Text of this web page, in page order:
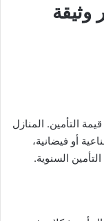
وثيقة
التأمين. المنازل
أو فيضانية،
السنوية.